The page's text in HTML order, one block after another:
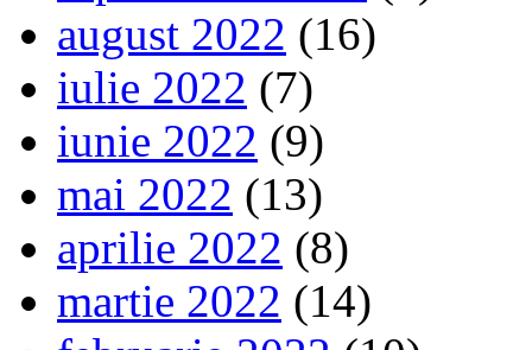
august 2022 (16)
iulie 2022 (7)
iunie 2022 (9)
mai 2022 (13)
aprilie 2022 (8)
martie 2022 (14)